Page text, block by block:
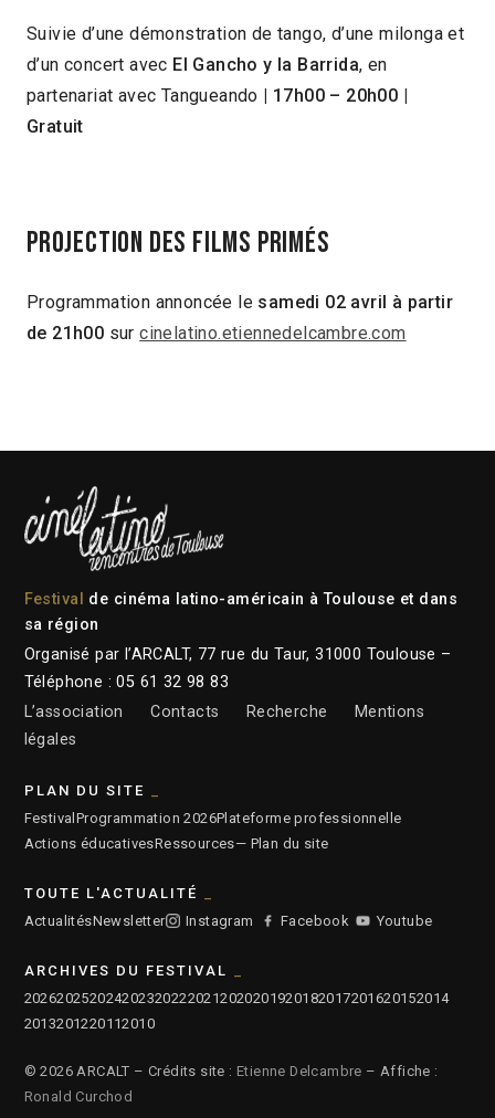
Suivie d’une démonstration de tango, d’une milonga et
d’un concert avec El Gancho y la Barrida, en
partenariat avec Tangueando | 17h00 – 20h00 |
Gratuit
Projection des films primés
Programmation annoncée le samedi 02 avril à partir
de 21h00 surcinelatino.etiennedelcambre.com
Festival
de cinéma latino-américain à Toulouse et dans
sa région
Organisé par l’ARCALT, 77 rue du Taur, 31000 Toulouse –
Téléphone : 05 61 32 98 83
L’association
Contacts Recherche
Mentions
légales
PLAN DU SITE
Festival Programmation 2026Plateforme professionnelle
Actions éducativesRessources— Plan du site
TOUTE L'ACTUALITÉ
ActualitésNewsletter Instagram Facebook Youtube
ARCHIVES DU FESTIVAL
2026202520242023202220212020201920182017201620152014
2013201220112010
© 2026 ARCALT – Crédits site : Etienne Delcambre – Affiche :
Ronald Curchod